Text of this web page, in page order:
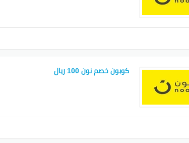
كوبون خصم نون 100 ريال